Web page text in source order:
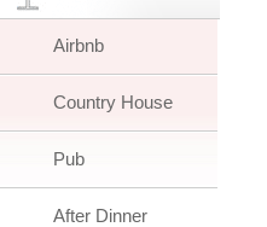
Airbnb
Country House
Pub
After Dinner